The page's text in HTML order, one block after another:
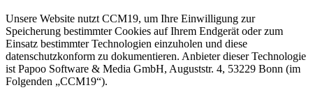
Unsere Website nutzt CCM19, um Ihre Einwilligung zur
Speicherung bestimmter Cookies auf Ihrem Endgerät oder zum
Einsatz bestimmter Technologien einzuholen und diese
datenschutzkonform zu dokumentieren. Anbieter dieser Technologie
ist Papoo Software & Media GmbH, Auguststr. 4, 53229 Bonn (im
Folgenden „CCM19“).